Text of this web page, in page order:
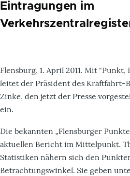
Eintragungen im
Flensburg, 1. April 2011. Mit
leitet der Präsident des Kraftfahrt-
Zinke, den jetzt der Presse
ein.
Die bekannten „Flensburger
aktuellen Bericht im Mittelpunkt.
Statistiken nähern sich den
Betrachtungswinkel. Sie geben